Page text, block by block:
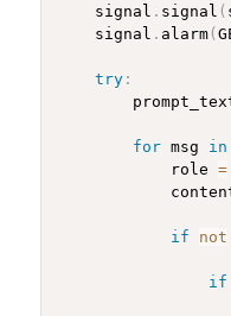
    signal
. signal (
    signal
. alarm(
try:
for msg in
            role
=
if not
if